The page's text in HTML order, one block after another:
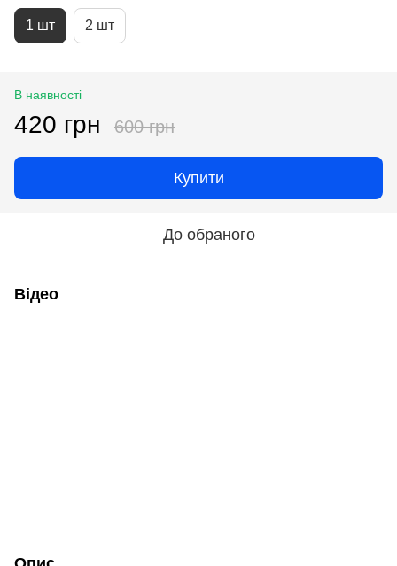
1 шт 2 шт
В наявності
420 грн 600 грн
Купити
До обраного
Відео